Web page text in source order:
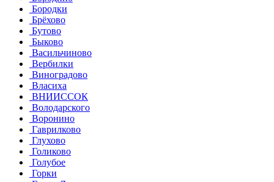
Бородки
Брёхово
Бутово
Быково
Васильчиново
Вербилки
Виноградово
Власиха
ВНИИССОК
Володарского
Воронино
Гаврилково
Глухово
Голиково
Голубое
Горки